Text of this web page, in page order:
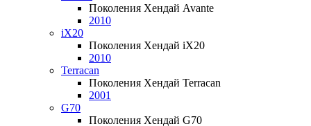
Поколения Хендай Avante
2010
iX20
Поколения Хендай iX20
2010
Terracan
Поколения Хендай Terracan
2001
G70
Поколения Хендай G70